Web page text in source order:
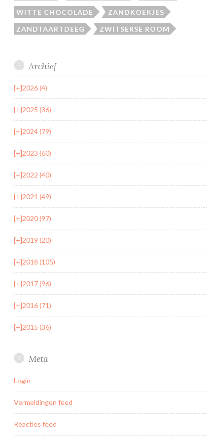
WITTE CHOCOLADE ZANDKOEKJES
ZANDTAARTDEEG ZWITSERSE ROOM
Archief
[+]2026 (4)
[+]2025 (36)
[+]2024 (79)
[+]2023 (60)
[+]2022 (40)
[+]2021 (49)
[+]2020 (97)
[+]2019 (20)
[+]2018 (105)
[+]2017 (96)
[+]2016 (71)
[+]2015 (36)
Meta
Login
Vermeldingen feed
Reacties feed